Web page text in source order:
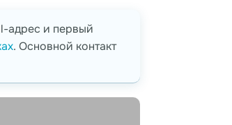
адрес и первый
. Основной контакт